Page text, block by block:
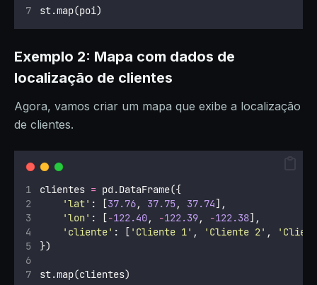
st.map(poi)
Exemplo 2: Mapa com dados de
localização de clientes
Agora, vamos criar um mapa que exibe a localização
de clientes.
clientes = pd.DataFrame({
'lat' : [37.76, 37.75, 37.74],
'lon' : [-122.40, -122.39, -122.38],
' cliente' : [ ' Cliente 1' , ' Cliente 2' , '
})
st.map(clientes)